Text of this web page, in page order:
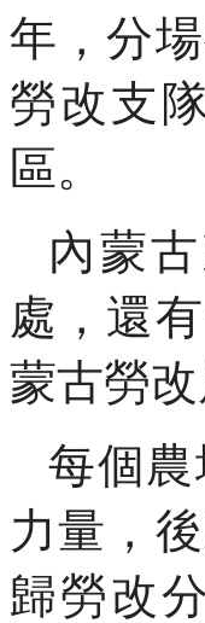
年，分
勞改支
區。
內蒙
處，還
蒙古勞改
每個
力量，
歸勞改